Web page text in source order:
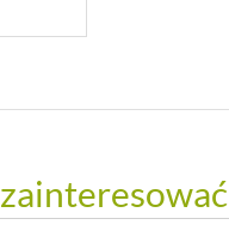
zainteresować